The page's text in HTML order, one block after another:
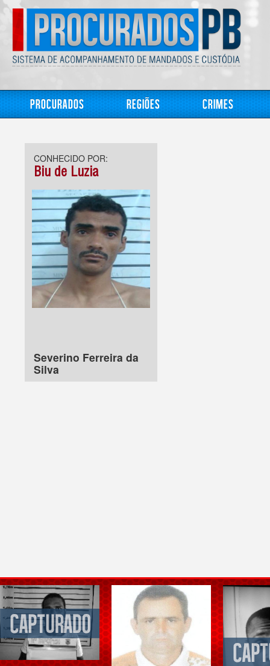
Procurados Regiões Crimes
CONHECIDO POR:
Biu de Luzia
Severino Ferreira da
Silva